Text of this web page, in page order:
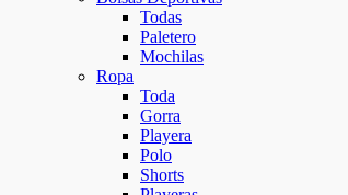
Todas
Paletero
Mochilas
Ropa
Toda
Gorra
Playera
Polo
Shorts